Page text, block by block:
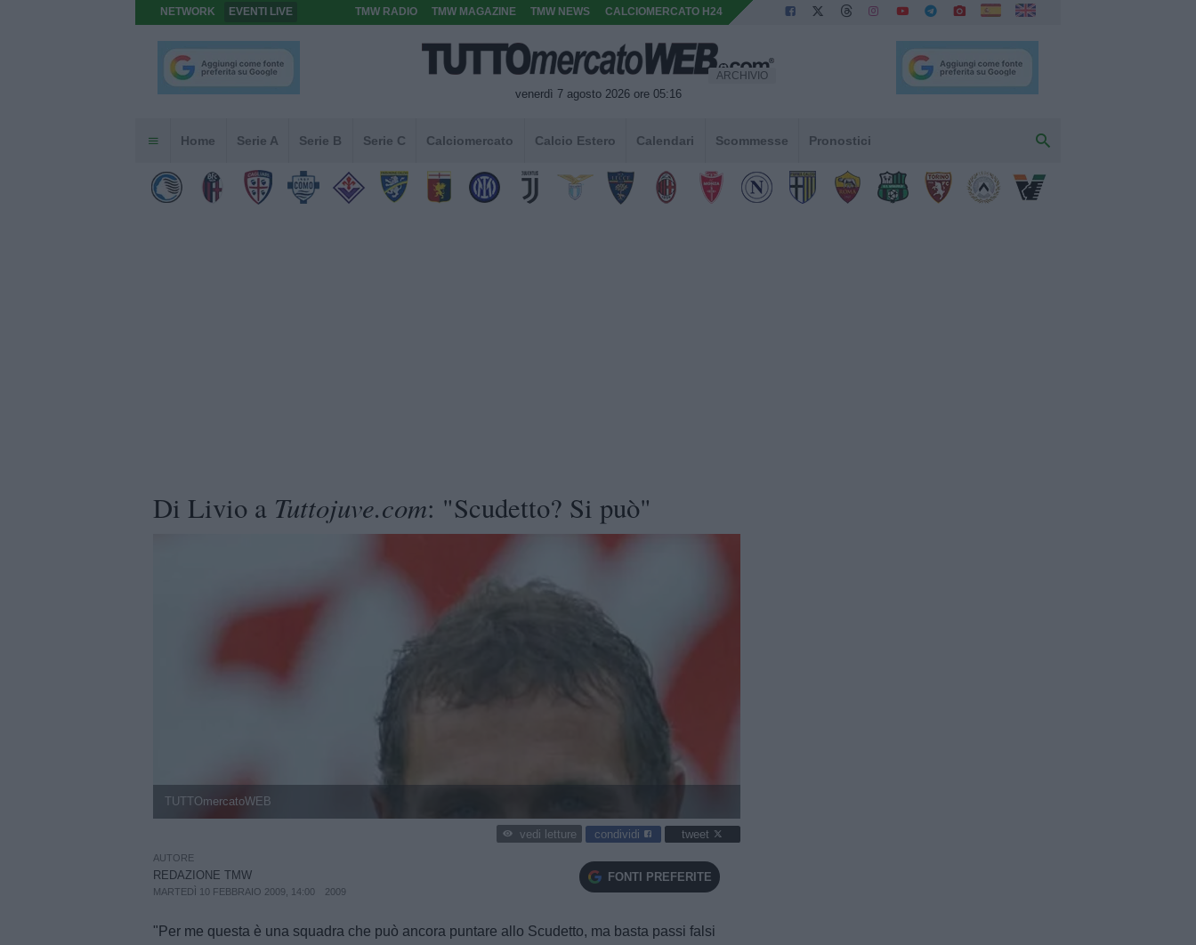
NETWORK EVENTI LIVE TMW RADIO TMW MAGAZINE TMW NEWS CALCIOMERCATO H24
venerdì 7 agosto 2026 ore 05:16
ARCHIVIO
Home Serie A Serie B Serie C Calciomercato Calcio Estero Calendari Scommesse Pronostici
Di Livio a Tuttojuve.com: "Scudetto? Si può"
TUTTOmercatoWEB
vedi letture condividi tweet
AUTORE
REDAZIONE TMW
MARTEDÌ 10 FEBBRAIO 2009, 14:00 2009
FONTI PREFERITE
"Per me questa è una squadra che può ancora puntare allo Scudetto, ma basta passi falsi